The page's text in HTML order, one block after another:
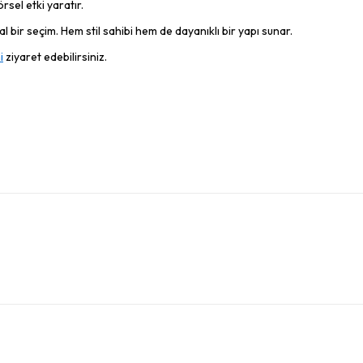
etki yaratır.
seçim. Hem stil sahibi hem de dayanıklı bir yapı sunar.
ziyaret edebilirsiniz.